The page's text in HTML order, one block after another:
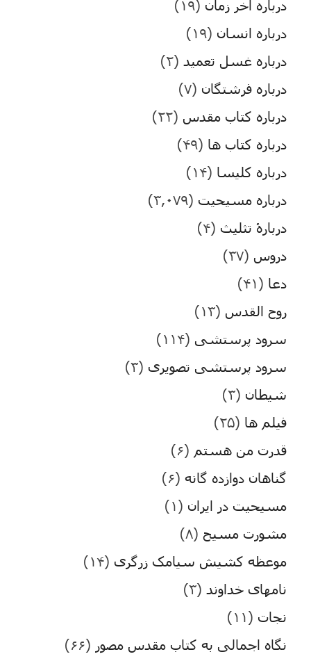
درباره آخر زمان (۱۹)
درباره انسان (۱۹)
درباره غسل تعمید (۲)
درباره فرشتگان (۷)
درباره کتاب مقدس (۲۲)
درباره کتاب ها (۴۹)
درباره کلیسا (۱۴)
درباره مسیحیت (۳,۰۷۹)
دربارۀ تثلیث (۴)
دروس (۳۷)
دعا (۴۱)
روح القدس (۱۳)
سرود پرستشی (۱۱۴)
سرود پرستشی تصویری (۳)
شیطان (۳)
فیلم ها (۲۵)
قدرت من هستم (۶)
گناهان دوازده گانه (۶)
مسیحیت در ایران (۱)
مشورت مسیح (۸)
موعظه کشیش سیامک زرگری (۱۴)
نامهای خداوند (۳)
نجات (۱۱)
نگاه اجمالی به کتاب مقدس مصور (۶۶)